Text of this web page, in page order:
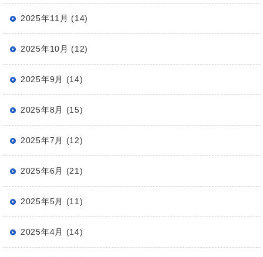
2025年11月 (14)
2025年10月 (12)
2025年9月 (14)
2025年8月 (15)
2025年7月 (12)
2025年6月 (21)
2025年5月 (11)
2025年4月 (14)